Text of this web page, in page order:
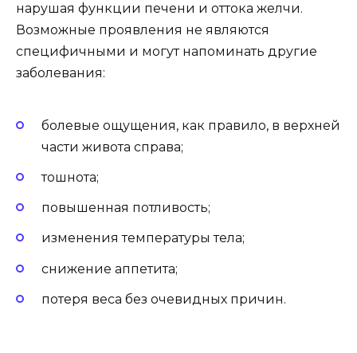
нарушая функции печени и оттока желчи.
Возможные проявления не являются
специфичными и могут напоминать другие
заболевания:
болевые ощущения, как правило, в верхней
части живота справа;
тошнота;
повышенная потливость;
изменения температуры тела;
снижение аппетита;
потеря веса без очевидных причин.